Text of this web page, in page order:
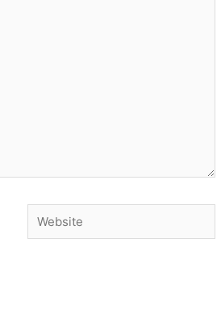
Website